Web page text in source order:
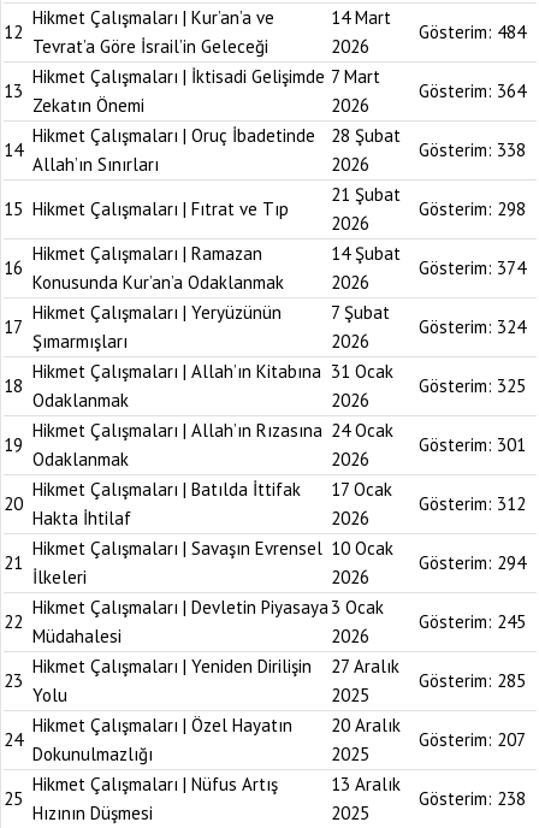
12
Hikmet Çalışmaları | Kur’an’a ve
Tevrat’a Göre İsrail’in Geleceği
14 Mart
2026
Gösterim: 484
13
Hikmet Çalışmaları | İktisadi Gelişimde
Zekatın Önemi
7 Mart
2026
Gösterim: 364
14
Hikmet Çalışmaları | Oruç İbadetinde
Allah’ın Sınırları
28 Şubat
2026
Gösterim: 338
15 Hikmet Çalışmaları | Fıtrat ve Tıp
21 Şubat
2026
Gösterim: 298
16
Hikmet Çalışmaları | Ramazan
Konusunda Kur’an’a Odaklanmak
14 Şubat
2026
Gösterim: 374
17
Hikmet Çalışmaları | Yeryüzünün
Şımarmışları
7 Şubat
2026
Gösterim: 324
18
Hikmet Çalışmaları | Allah’ın Kitabına
Odaklanmak
31 Ocak
2026
Gösterim: 325
19
Hikmet Çalışmaları | Allah’ın Rızasına
Odaklanmak
24 Ocak
2026
Gösterim: 301
20
Hikmet Çalışmaları | Batılda İttifak
Hakta İhtilaf
17 Ocak
2026
Gösterim: 312
21
Hikmet Çalışmaları | Savaşın Evrensel
İlkeleri
10 Ocak
2026
Gösterim: 294
22
Hikmet Çalışmaları | Devletin Piyasaya
Müdahalesi
3 Ocak
2026
Gösterim: 245
23
Hikmet Çalışmaları | Yeniden Dirilişin
Yolu
27 Aralık
2025
Gösterim: 285
24
Hikmet Çalışmaları | Özel Hayatın
Dokunulmazlığı
20 Aralık
2025
Gösterim: 207
25
Hikmet Çalışmaları | Nüfus Artış
Hızının Düşmesi
13 Aralık
2025
Gösterim: 238